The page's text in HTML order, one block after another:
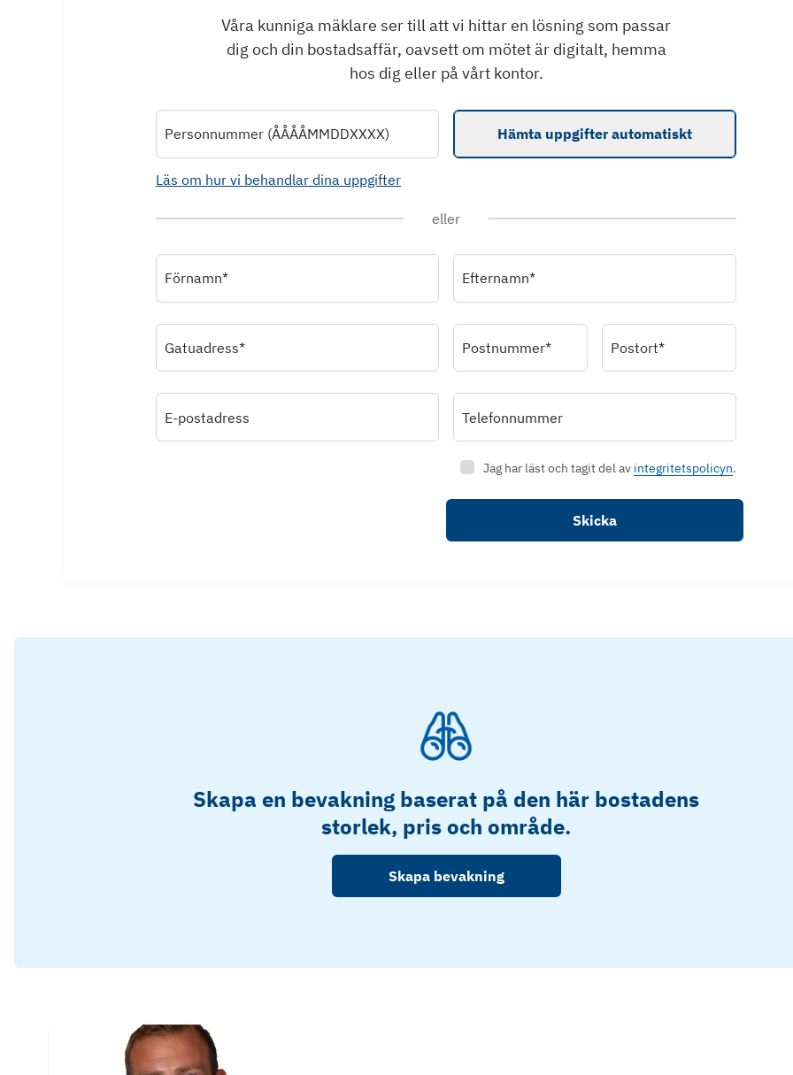
Våra kunniga mäklare ser till att vi hittar en lösning som passar
dig och din bostadsaffär, oavsett om mötet är digitalt, hemma
hos dig eller på vårt kontor.
Personnummer (ÅÅÅÅMMDDXXXX) Hämta uppgifter automatiskt
Läs om hur vi behandlar dina uppgifter
eller
Förnamn* Efternamn*
Gatuadress* Postnummer* Postort*
E-postadress Telefonnummer
Jag har läst och tagit del av integritetspolicyn.
Skicka
Skapa en bevakning baserat på den här bostadens
storlek, pris och område.
Skapa bevakning